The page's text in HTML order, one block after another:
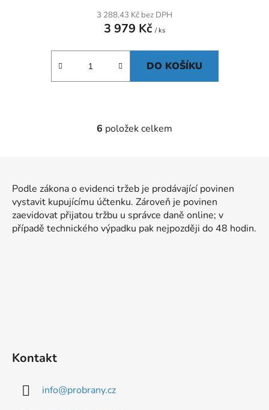
3 288,43 Kč bez DPH
3 979 Kč / ks
DO KOŠÍKU
O
d
a
c
í
6 položek celkem
Podle zákona o evidenci tržeb je prodávající povinen
vystavit kupujícímu účtenku. Zároveň je povinen
zaevidovat přijatou tržbu u správce daně online; v
případě technického výpadku pak nejpozději do 48 hodin.
Kontakt
info@probrany.cz